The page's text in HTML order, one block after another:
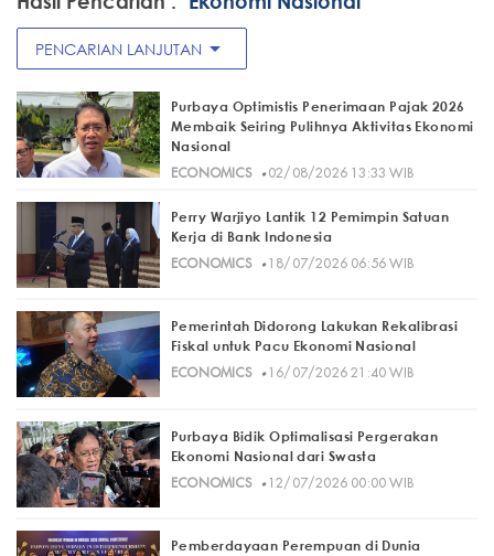
PENCARIAN LANJUTAN arrow_drop_down
Purbaya Optimistis Penerimaan Pajak 2026
Membaik Seiring Pulihnya Aktivitas Ekonomi
Nasional
ECONOMICS· 02/08/2026 13:33 WIB
Perry Warjiyo Lantik 12 Pemimpin Satuan
Kerja di Bank Indonesia
ECONOMICS· 18/07/2026 06:56 WIB
Pemerintah Didorong Lakukan Rekalibrasi
Fiskal untuk Pacu Ekonomi Nasional
ECONOMICS· 16/07/2026 21:40 WIB
Purbaya Bidik Optimalisasi Pergerakan
Ekonomi Nasional dari Swasta
ECONOMICS· 12/07/2026 00:00 WIB
Pemberdayaan Perempuan di Dunia